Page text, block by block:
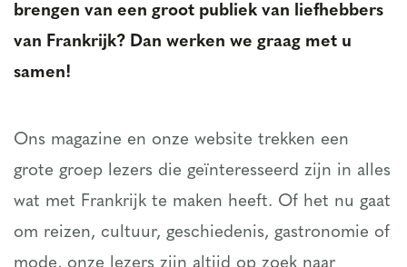
brengen van een groot publiek van liefhebbers
van Frankrijk? Dan werken we graag met u
samen!
Ons magazine en onze website trekken een
grote groep lezers die geïnteresseerd zijn in alles
wat met Frankrijk te maken heeft. Of het nu gaat
om reizen, cultuur, geschiedenis, gastronomie of